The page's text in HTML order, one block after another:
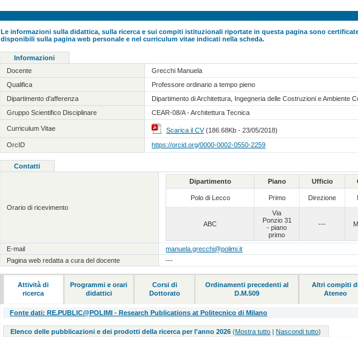
Le informazioni sulla didattica, sulla ricerca e sui compiti istituzionali riportate in questa pagina sono
disponibili sulla pagina web personale e nel curriculum vitae indicati nella scheda.
Informazioni
Docente
Grecchi Manuela
Qualifica
Professore ordinario a tempo pieno
Dipartimento d'afferenza
Dipartimento di Architettura, Ingegneria delle Costruzioni e Ambiente
Gruppo Scientifico Disciplinare
CEAR-08/A - Architettura Tecnica
Curriculum Vitae Scarica il CV(186.68Kb - 23/05/2018)
OrcID
https://orcid.org/0000-0002-0550-2259
Contatti
Orario di ricevimento
Dipartimento Piano Ufficio
Polo di Lecco Primo Direzione
ABC
Via
Ponzio 31
- piano
primo
---
E-mail
manuela.grecchi@polimi.it
Pagina web redatta a cura del docente
---
Attività di
ricerca
Programmi e orari
didattici
Corsi di
Dottorato
Ordinamenti precedenti al
D.M.509
Altri compiti
Ateneo
Fonte dati: RE.PUBLIC@POLIMI - Research Publications at Politecnico di Milano
Elenco delle pubblicazioni e dei prodotti della ricerca per l'anno 2026(Mostra tutto | Nascondi tutto)